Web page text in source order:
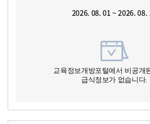
2026. 08. 01 ~ 2026. 08.
교육정보개방포털에서 비공개
급식정보가 없습니다.